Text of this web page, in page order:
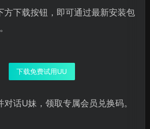
方下载按钮，即可通过最新安装包
下载免费试用UU
话U妹，领取专属会员兑换码。